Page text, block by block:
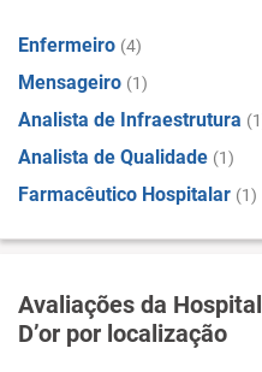
Enfermeiro (4)
Mensageiro (1)
Analista de Infraestrutura
Analista de Qualidade (1)
Farmacêutico Hospitalar (1)
Avaliações da
D’or por localização